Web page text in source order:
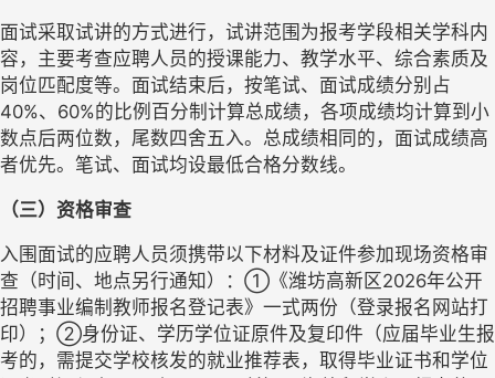
面试采取试讲的方式进行，试讲范围为报考学段相关学科内
容，主要考查应聘人员的授课能力、教学水平、综合素质及
岗位匹配度等。面试结束后，按笔试、面试成绩分别占
40%、60%的比例百分制计算总成绩，各项成绩均计算到小
数点后两位数，尾数四舍五入。总成绩相同的，面试成绩高
者优先。笔试、面试均设最低合格分数线。
（三）资格审查
入围面试的应聘人员须携带以下材料及证件参加现场资格审
查（时间、地点另行通知）：①《潍坊高新区2026年公开
招聘事业编制教师报名登记表》一式两份（登录报名网站打
印）；②身份证、学历学位证原件及复印件（应届毕业生报
考的，需提交学校核发的就业推荐表，取得毕业证书和学位